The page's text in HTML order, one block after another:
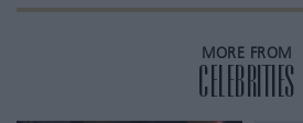
MORE FROM
CELEBRITIES